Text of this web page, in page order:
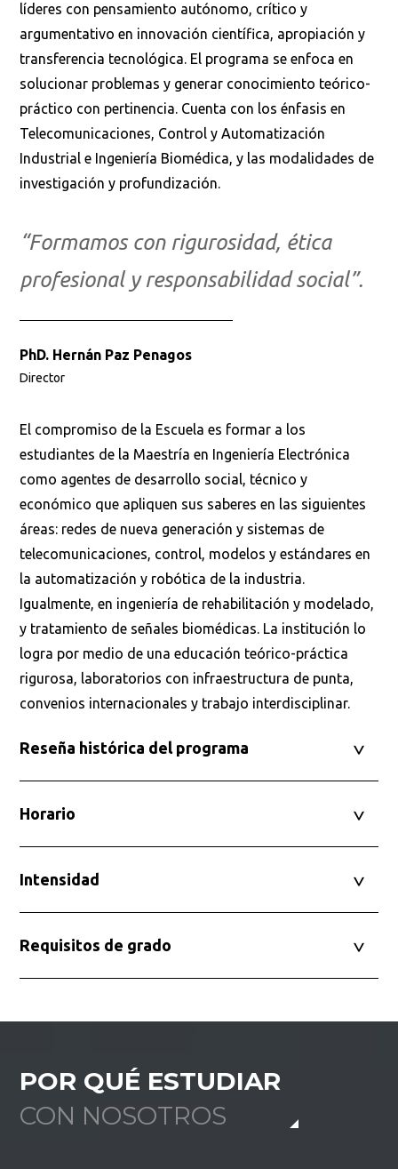
líderes con pensamiento autónomo, crítico y
argumentativo en innovación científica, apropiación y
transferencia tecnológica. El programa se enfoca en
solucionar problemas y generar conocimiento teórico-
práctico con pertinencia. Cuenta con los énfasis en
Telecomunicaciones, Control y Automatización
Industrial e Ingeniería Biomédica, y las modalidades de
investigación y profundización.
“Formamos con rigurosidad, ética
profesional y responsabilidad social”.
PhD. Hernán Paz Penagos
Director
El compromiso de la Escuela es formar a los
estudiantes de la Maestría en Ingeniería Electrónica
como agentes de desarrollo social, técnico y
económico que apliquen sus saberes en las siguientes
áreas: redes de nueva generación y sistemas de
telecomunicaciones, control, modelos y estándares en
la automatización y robótica de la industria.
Igualmente, en ingeniería de rehabilitación y modelado,
y tratamiento de señales biomédicas. La institución lo
logra por medio de una educación teórico-práctica
rigurosa, laboratorios con infraestructura de punta,
convenios internacionales y trabajo interdisciplinar.
Reseña histórica del programa
Horario
Intensidad
Requisitos de grado
POR QUÉ ESTUDIAR
CON NOSOTROS